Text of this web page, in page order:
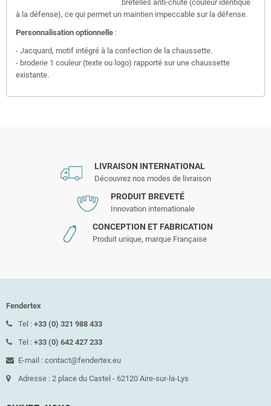
bretelles anti-chute (couleur identique
à la défense), ce qui permet un maintien impeccable sur la défense.
Personnalisation optionnelle :
- Jacquard, motif intégré à la confection de la chaussette.
- broderie 1 couleur (texte ou logo) rapporté sur une chaussette
existante.
LIVRAISON INTERNATIONAL
Découvrez nos modes de livraison
PRODUIT BREVETÉ
Innovation internationale
CONCEPTION ET FABRICATION
Produit unique, marque Française
Fendertex
Tel : +33 (0) 321 988 433
Tel : +33 (0) 642 427 233
E-mail : contact@fendertex.eu
Adresse : 2 place du Castel - 62120 Aire-sur-la-Lys